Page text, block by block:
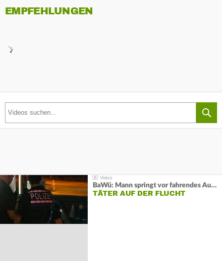
EMPFEHLUNGEN
BaWü: Mann springt vor fahrendes Auto und schießt
TÄTER AUF DER FLUCHT